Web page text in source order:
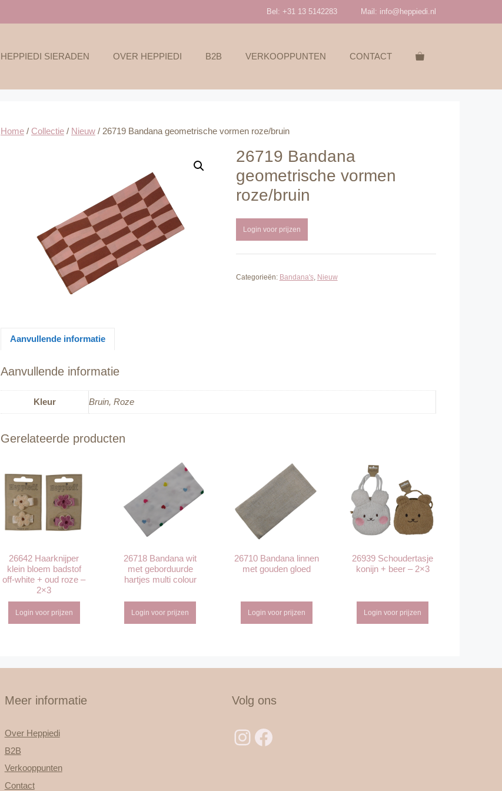
Bel: +31 13 5142283 Mail: info@heppiedi.nl
HEPPIEDI SIERADEN OVER HEPPIEDI B2B VERKOOPPUNTEN CONTACT
Home / Collectie / Nieuw / 26719 Bandana geometrische vormen roze/bruin
26719 Bandana
geometrische vormen
roze/bruin
Login voor prijzen
Categorieën: Bandana's, Nieuw
Aanvullende informatie
Aanvullende informatie
Kleur Bruin, Roze
Gerelateerde producten
26642 Haarknijper
klein bloem badstof
off-white + oud roze –
2×3
Login voor prijzen
26718 Bandana wit
met geborduurde
hartjes multi colour
Login voor prijzen
26710 Bandana linnen
met gouden gloed
Login voor prijzen
26939 Schoudertasje
konijn + beer – 2×3
Login voor prijzen
Meer informatie
Over Heppiedi
B2B
Verkooppunten
Contact
Volg ons
Instagram
Facebook